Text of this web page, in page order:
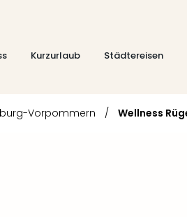
Kurzurlaub Städtereisen
Vorpommern / Wellness